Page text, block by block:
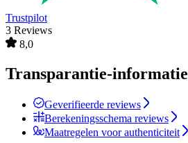
Trustpilot
3 Reviews
8,0
Transparantie-informatie
Geverifieerde reviews
Berekeningsschema reviews
Maatregelen voor authenticiteit